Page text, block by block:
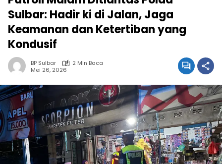
Sulbar: Hadir ki di Jalan, Jaga
Keamanan dan Ketertiban yang
Kondusif
BP Sulbar
2 Min Baca
Mei 26, 2026